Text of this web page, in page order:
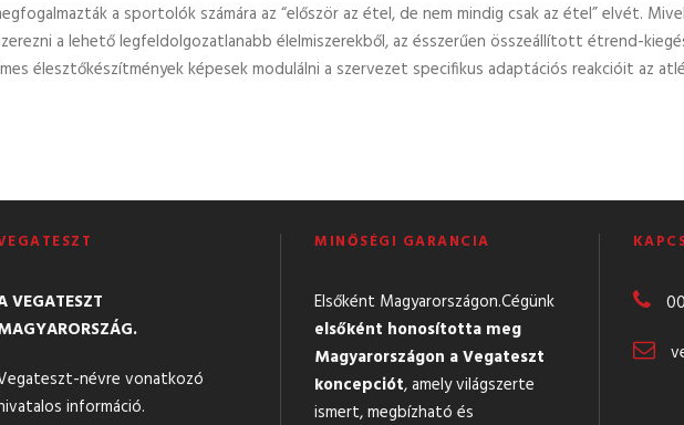
a sportolók számára az “először az étel, de nem mindig csak az étel” elvét.
a lehető legfeldolgozatlanabb élelmiszerekből, az ésszerűen összeállított étrend-
élesztőkészítmények képesek modulálni a szervezet specifikus adaptációs reakcióit az
VEGATESZT
névre vonatkozó
információ.
MINŐSÉGI GARANCIA
Elsőként Magyarországon.Cégünk
elsőként honosította meg
Magyarországon a Vegateszt
koncepciót, amely világszerte
ismert, megbízható és